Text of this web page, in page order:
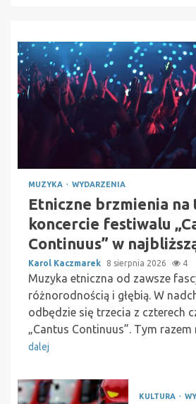
MUZYKA WYDARZENIA
Etniczne brzmienia na
koncercie festiwalu
Continuus” w
Karol Kaczmarek 8 sierpnia 2026 4
Muzyka etniczna od zawsze
różnorodnością i głębią. W
odbędzie się trzecia z czterech
„Cantus Continuus”. Tym razem
dalej
KULTURA